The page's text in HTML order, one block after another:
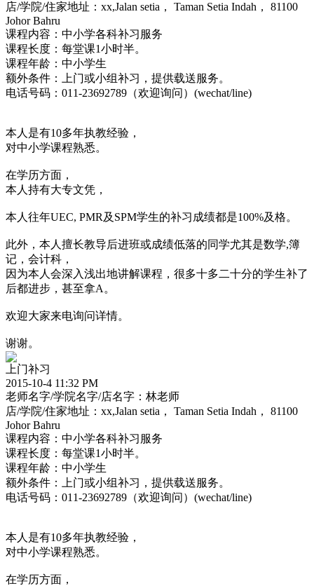
店/学院/住家地址：xx,Jalan setia， Taman Setia Indah， 81100
Johor Bahru
课程内容：中小学各科补习服务
课程长度：每堂课1小时半。
课程年龄：中小学生
额外条件：上门或小组补习，提供载送服务。
电话号码：011-23692789（欢迎询问）(wechat/line)
本人是有10多年执教经验，
对中小学课程熟悉。
在学历方面，
本人持有大专文凭，
本人往年UEC, PMR及SPM学生的补习成绩都是100%及格。
此外，本人擅长教导后进班或成绩低落的同学尤其是数学,簿
记，会计科，
因为本人会深入浅出地讲解课程，很多十多二十分的学生补了
后都进步，甚至拿A。
欢迎大家来电询问详情。
谢谢。
上门补习
2015-10-4 11:32 PM
老师名字/学院名字/店名字：林老师
店/学院/住家地址：xx,Jalan setia， Taman Setia Indah， 81100
Johor Bahru
课程内容：中小学各科补习服务
课程长度：每堂课1小时半。
课程年龄：中小学生
额外条件：上门或小组补习，提供载送服务。
电话号码：011-23692789（欢迎询问）(wechat/line)
本人是有10多年执教经验，
对中小学课程熟悉。
在学历方面，